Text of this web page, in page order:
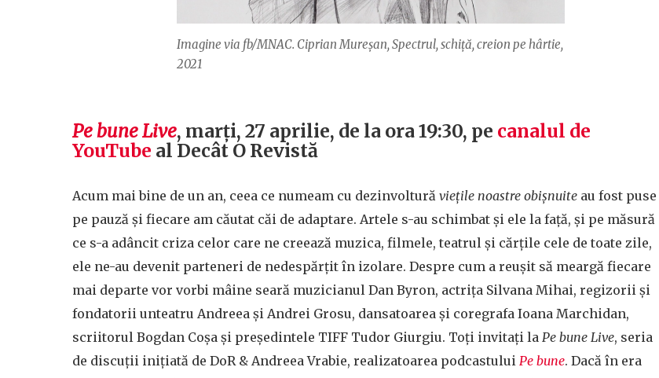
Imagine via fb/MNAC. Ciprian Mureșan, Spectrul, schiță, creion pe hârtie,
2021
Pe bune Live, marți, 27 aprilie, de la ora 19:30, pe canalul de
YouTube al Decât O Revistă
Acum mai bine de un an, ceea ce numeam cu dezinvoltură viețile noastre obișnuite au fost puse
pe pauză și fiecare am căutat căi de adaptare. Artele s-au schimbat și ele la față, și pe măsură
ce s-a adâncit criza celor care ne creează muzica, filmele, teatrul și cărțile cele de toate zile,
ele ne-au devenit parteneri de nedespărțit în izolare. Despre cum a reușit să meargă fiecare
mai departe vor vorbi mâine seară muzicianul Dan Byron, actrița Silvana Mihai, regizorii și
fondatorii unteatru Andreea și Andrei Grosu, dansatoarea și coregrafa Ioana Marchidan,
scriitorul Bogdan Coșa și președintele TIFF Tudor Giurgiu. Toți invitați la Pe bune Live, seria
de discuții inițiată de DoR & Andreea Vrabie, realizatoarea podcastului Pe bune. Dacă în era